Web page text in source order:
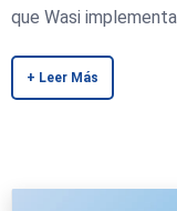
que Wasi
+ Leer Más